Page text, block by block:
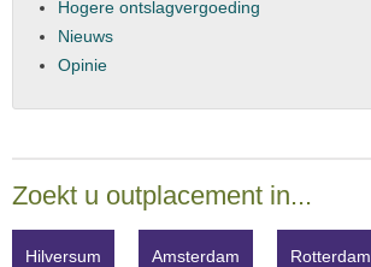
Hogere ontslagvergoeding
Nieuws
Opinie
Zoekt u outplacement in...
Hilversum Amsterdam Rotterdam